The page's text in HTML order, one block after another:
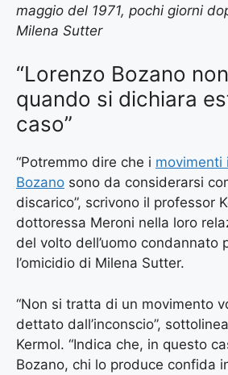
maggio del 1971, pochi giorni
Milena Sutter
“Lorenzo Bozano
quando si dichiara
caso”
“Potremmo dire che i movimenti
Bozano sono da considerarsi
discarico”, scrivono il professor
dottoressa Meroni nella loro
del volto dell’uomo condannato
l’omicidio di Milena Sutter.
“Non si tratta di un movimento
dettato dall’inconscio”,
Kermol. “Indica che, in questo
Bozano, chi lo produce confida